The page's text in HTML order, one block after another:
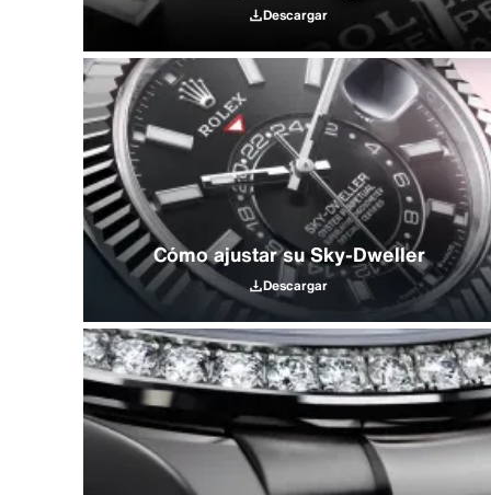
Descargar
Cómo ajustar su Sky‑Dweller
Descargar